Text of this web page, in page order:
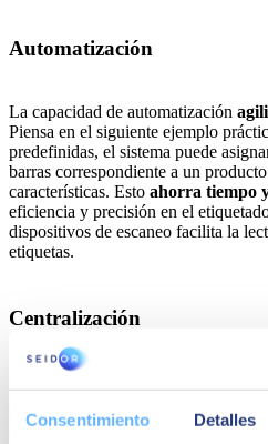
Consentimiento Detalles
Automatización
La capacidad de automatización
Piensa en el siguiente ejemplo
predefinidas, el sistema puede
barras correspondiente a un
características. Esto ahorra tiempo
eficiencia y precisión en el
dispositivos de escaneo facilita la
etiquetas.
Centralización
y los datos de productos,
se